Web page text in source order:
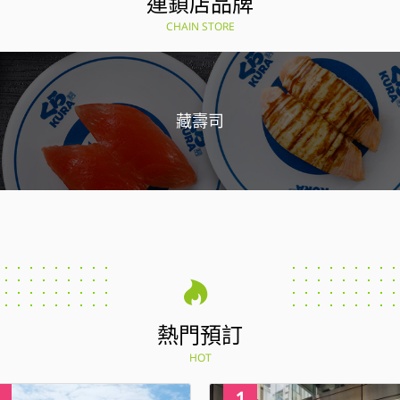
CHAIN STORE
藏壽司
熱門預訂
HOT